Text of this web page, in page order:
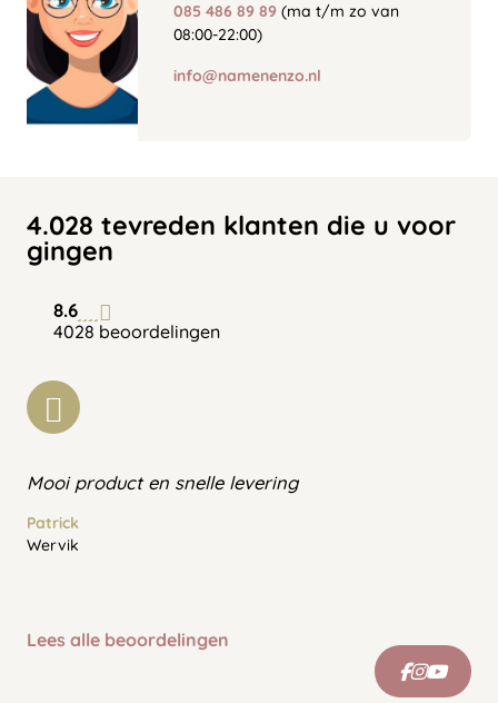
085 486 89 89 (ma t/m zo van
08:00-22:00)
info@namenenzo.nl
4.028 tevreden klanten die u voor
gingen
8.6
4028 beoordelingen
Mooi product en snelle levering
Patrick
Wervik
Lees alle beoordelingen